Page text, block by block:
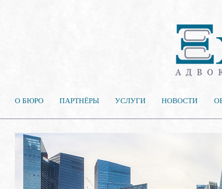
О БЮРО ПАРТНЁРЫ УСЛУГИ НОВОСТИ